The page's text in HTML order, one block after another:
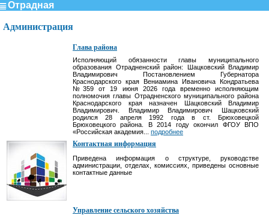
Отрадная
Администрация
Глава района
Исполняющий обязанности главы муниципального
образования Отрадненский район: Шацковский Владимир
Владимирович Постановлением Губернатора
Краснодарского края Вениамина Ивановича Кондратьева
№359 от 19 июня 2026 года временно исполняющим
полномочия главы Отрадненского муниципального района
Краснодарского края назначен Шацковский Владимир
Владимирович. Владимир Владимирович Шацковский
родился 28 апреля 1992 года в ст. Брюховецкой
Брюховецкого района. В 2014 году окончил ФГОУ ВПО
«Российская академия... подробнее
Контактная информация
Приведена информация о структуре, руководстве
администрации, отделах, комиссиях, приведены основные
контактные данные
Управление сельского хозяйства